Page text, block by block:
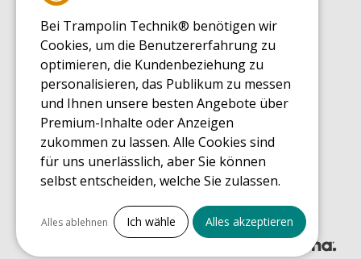
EINKAUFSRATGEBER
Einkaufsratgeber
MONTAGE RATGEBER
Montagehinweise für ein Freizeit Trampolin
PFLEGERATGEBER
Pflegeratgeber für Ihr Freizeit Trampolin
ENDECKUNGSTOUR
Was Sie über Freizeit Trampoline wissen sollten
EINKAUFSRATGEBER FÜR ERSATZTEILE
Bei Trampolin Technik® benötigen wir
Cookies, um die Benutzererfahrung zu
optimieren, die Kundenbeziehung zu
personalisieren, das Publikum zu messen
und Ihnen unsere besten Angebote über
Premium-Inhalte oder Anzeigen
zukommen zu lassen. Alle Cookies sind
für uns unerlässlich, aber Sie können
selbst entscheiden, welche Sie zulassen.
Alles ankreuzen
Notwendige Cookies
Alles ablehnen Ich wähle Alles akzeptieren